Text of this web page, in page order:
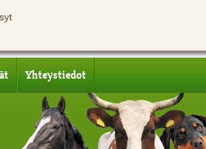
Yhteystiedot